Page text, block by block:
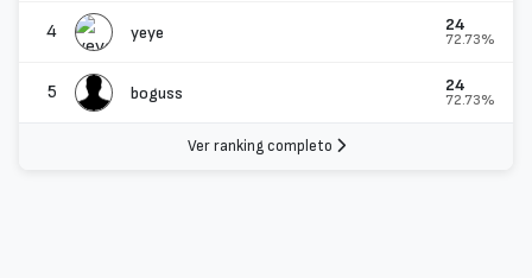
4 yeye 24
72.73%
5 boguss 24
72.73%
Ver ranking completo